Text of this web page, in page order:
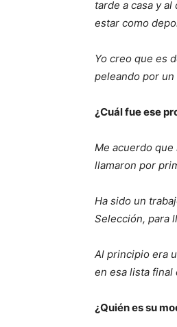
tarde a casa y
estar como
Yo creo que es
peleando por
¿Cuál fue ese
Me acuerdo
llamaron por
Ha sido un
Selección, para
Al principio era
en esa lista final
¿Quién es su